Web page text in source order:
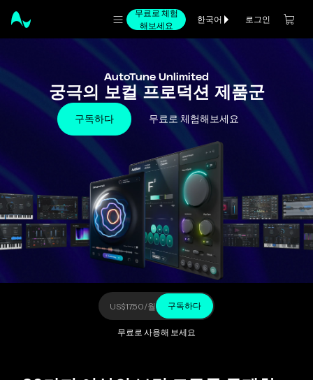
무료로 체험
해보세요
한국어 로그인
AutoTune Unlimited
궁극의 보컬 프로덕션 제품군
구독하다 무료로 체험해보세요
US$17.50/월 구독하다
무료로 사용해 보세요